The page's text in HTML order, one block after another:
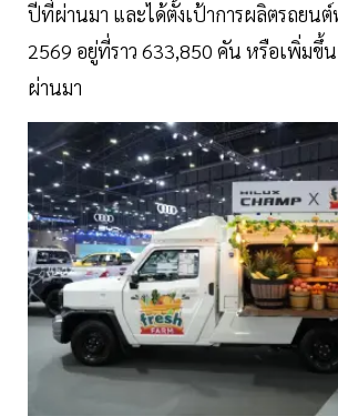
ปีที่ผ่านมา และได้ตั้งเป้าการผลิตรถยน
2569 อยู่ที่ราว 633,850 คัน หรือเพิ่มขึ้
ผ่านมา